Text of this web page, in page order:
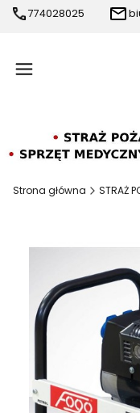
774028025
Strona główna STRAŻ